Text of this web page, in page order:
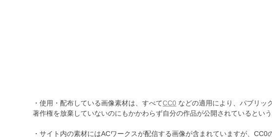
・使用・配布している画像素材は、すべてCC0 などの適用により、パブリッ
著作権を放棄していないのにもかかわらず自分の作品が公開されているという
・サイト内の素材にはACワークスが配信する画像が含まれていますが、